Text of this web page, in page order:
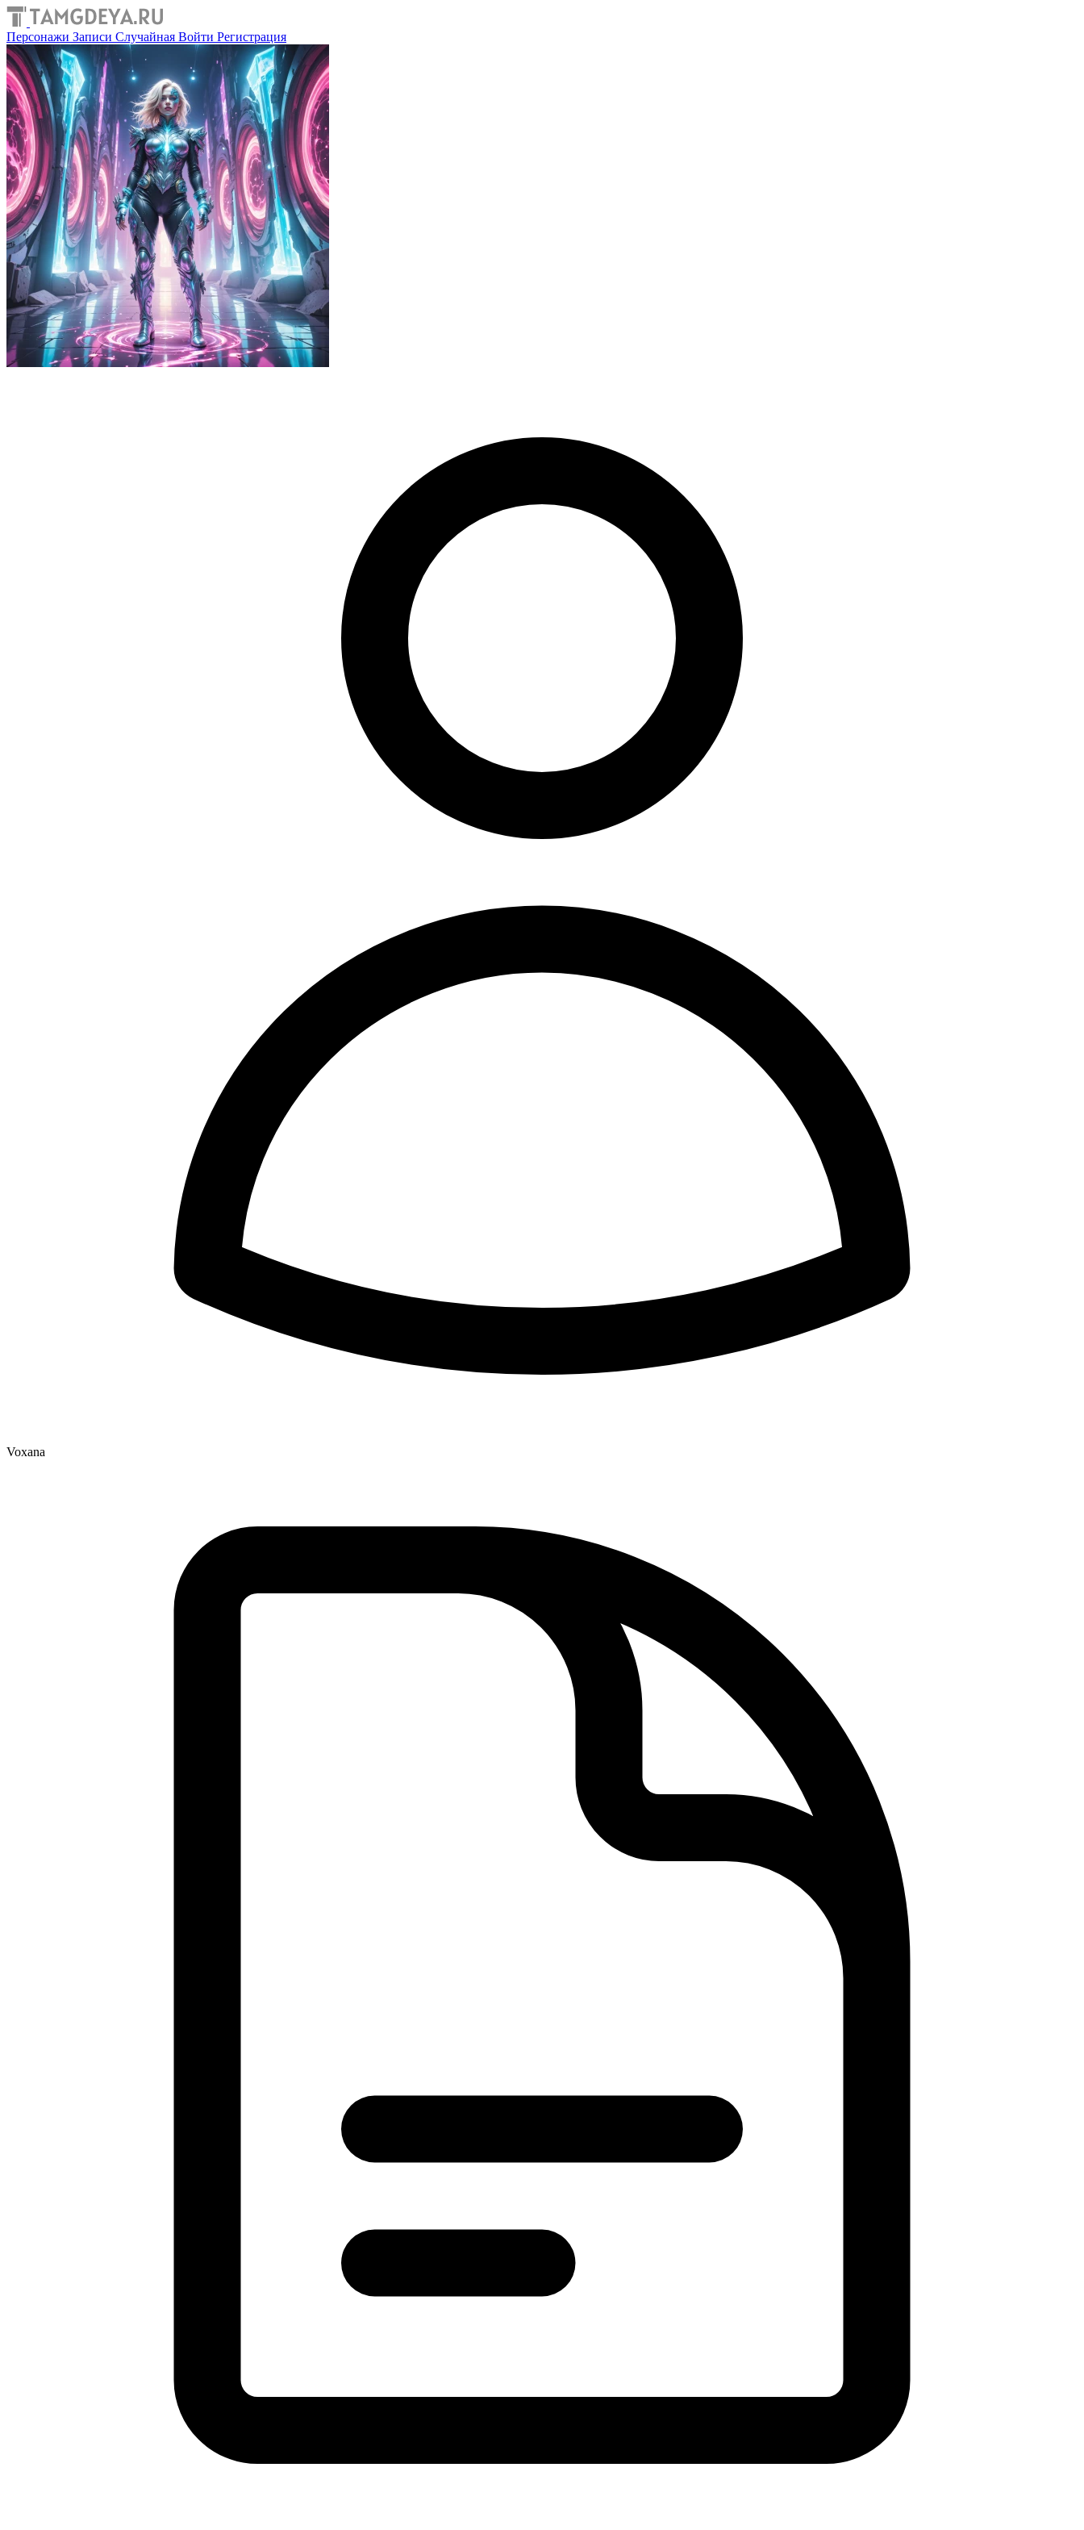
Персонажи Записи Случайная Войти Регистрация
Voxana